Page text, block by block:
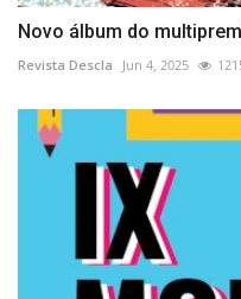
Novo álbum do
Revista Descla Jun 4, 2025